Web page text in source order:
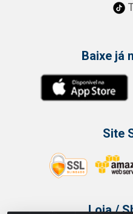
Baixe já
Site
Loja /